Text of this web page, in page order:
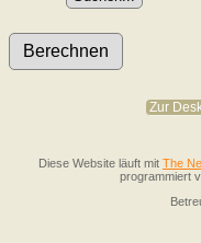
Zur
Diese Website läuft mit The
programmiert